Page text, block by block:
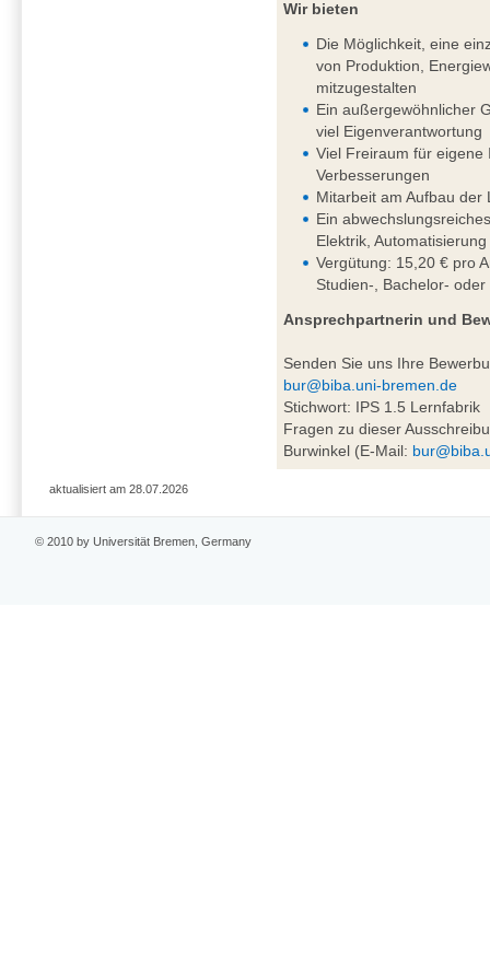
Wir bieten
Die Möglichkeit, eine
von Produktion,
mitzugestalten
Ein außergewöhnlicher
viel Eigenverantwortung
Viel Freiraum für eigene
Verbesserungen
Mitarbeit am Aufbau der
Ein
Elektrik,
Vergütung: 15,20 € pro
Studien-, Bachelor-
Ansprechpartnerin und
Senden Sie uns Ihre
bur@biba.uni-bremen.de
Stichwort: IPS 1.5 Lernfabrik
Fragen zu dieser
Burwinkel (E-Mail:
aktualisiert am 28.07.2026
© 2010 by Universität Bremen, Germany